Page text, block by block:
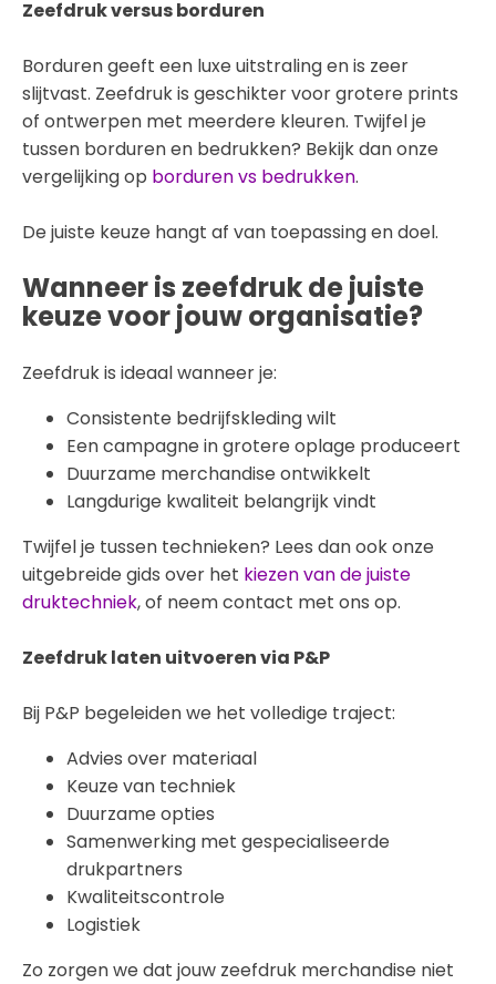
Zeefdruk versus borduren
Borduren geeft een luxe uitstraling en is zeer
slijtvast. Zeefdruk is geschikter voor grotere prints
of ontwerpen met meerdere kleuren. Twijfel je
tussen borduren en bedrukken? Bekijk dan onze
vergelijking op borduren vs bedrukken.
De juiste keuze hangt af van toepassing en doel.
Wanneer is zeefdruk de juiste
keuze voor jouw organisatie?
Zeefdruk is ideaal wanneer je:
Consistente bedrijfskleding wilt
Een campagne in grotere oplage produceert
Duurzame merchandise ontwikkelt
Langdurige kwaliteit belangrijk vindt
Twijfel je tussen technieken? Lees dan ook onze
uitgebreide gids over het kiezen van de juiste
druktechniek, of neem contact met ons op.
Zeefdruk laten uitvoeren via P&P
Bij P&P begeleiden we het volledige traject:
Advies over materiaal
Keuze van techniek
Duurzame opties
Samenwerking met gespecialiseerde
drukpartners
Kwaliteitscontrole
Logistiek
Zo zorgen we dat jouw zeefdruk merchandise niet